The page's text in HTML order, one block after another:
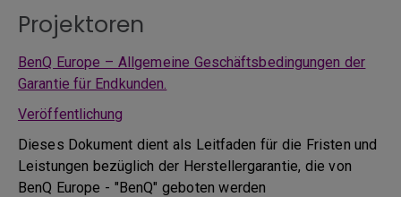
Projektoren
BenQ Europe – Allgemeine Geschäftsbedingungen der
Garantie für Endkunden.
Veröffentlichung
Dieses Dokument dient als Leitfaden für die Fristen und
Leistungen bezüglich der Herstellergarantie, die von
BenQ Europe - "BenQ" geboten werden